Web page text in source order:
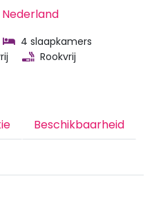
4 slaapkamers
Rookvrij
Beschikbaarheid